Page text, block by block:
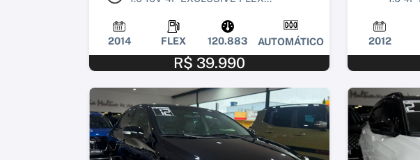
2014 FLEX 120.883 AUTOMÁTICO
R$ 39.990
2012